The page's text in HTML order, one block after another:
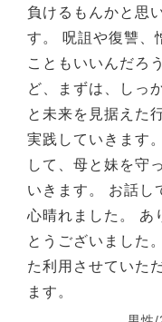
負けるもんかと思
す。 呪詛や復讐、
こともいいんだろ
ど、まずは、しっ
と未来を見据えた
実践していきます
して、母と妹を守
いきます。 お話し
心晴れました。 あ
とうございました
た利用させていた
ます。